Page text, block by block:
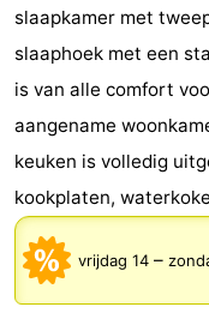
slaapkamer met
slaaphoek met een
is van alle comfort
aangename
keuken is volledig
kookplaten,
vrijdag 14 –